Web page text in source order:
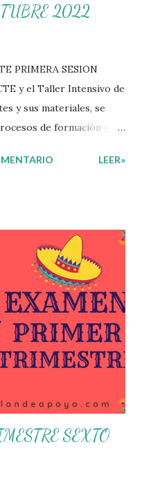
2022
PRIMERA SESION
y el Taller Intensivo de
y sus materiales, se
de formación y de
orientador, el cual es
decisiones sobre
acorde a las
que decidan
el Plan de
En esta Primera
reflexionen y acuerden
en la escuela
las problemáticas
en est...
LEER»
SEXTO